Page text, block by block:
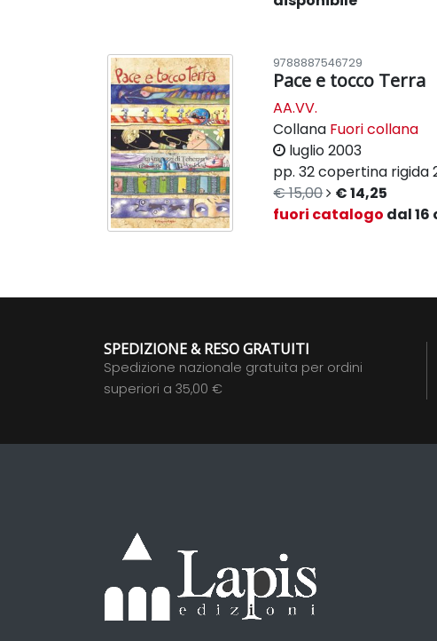
9788887546729
Pace e tocco Terra
AA.VV.
Collana Fuori collana
luglio 2003
pp. 32copertina rigida
€ 15,00
€ 14,25
fuori catalogo dal 16
SPEDIZIONE & RESO GRATUITI
Spedizione nazionale gratuita per ordini
superiori a 35,00 €